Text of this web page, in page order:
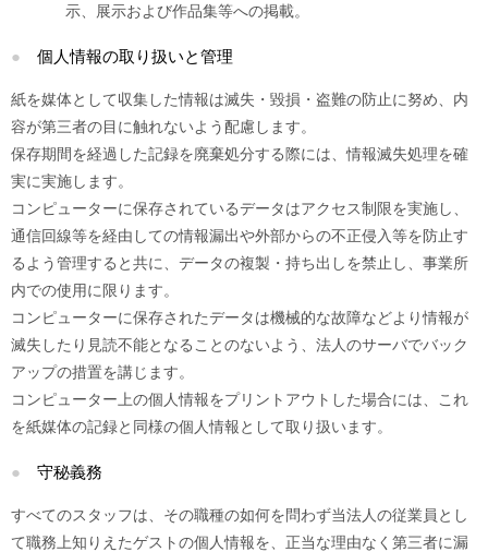
示、展示および作品集等への掲載。
個人情報の取り扱いと管理
紙を媒体として収集した情報は滅失・毀損・盗難の防止に努め、内
容が第三者の目に触れないよう配慮します。
保存期間を経過した記録を廃棄処分する際には、情報滅失処理を確
実に実施します。
コンピューターに保存されているデータはアクセス制限を実施し、
通信回線等を経由しての情報漏出や外部からの不正侵入等を防止す
るよう管理すると共に、データの複製・持ち出しを禁止し、事業所
内での使用に限ります。
コンピューターに保存されたデータは機械的な故障などより情報が
滅失したり見読不能となることのないよう、法人のサーバでバック
アップの措置を講じます。
コンピューター上の個人情報をプリントアウトした場合には、これ
を紙媒体の記録と同様の個人情報として取り扱います。
守秘義務
すべてのスタッフは、その職種の如何を問わず当法人の従業員とし
て職務上知りえたゲストの個人情報を、正当な理由なく第三者に漏